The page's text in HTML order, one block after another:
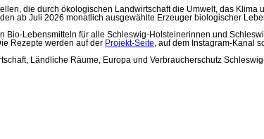
die durch ökologischen Landwirtschaft die Umwelt, das
ab Juli 2026 monatlich ausgewählte Erzeuger biologischer
Bio-Lebensmitteln für alle Schleswig-Holsteinerinnen und
Rezepte werden auf der Projekt-Seite, auf dem Instagram-Kanal
Ländliche Räume, Europa und Verbraucherschutz